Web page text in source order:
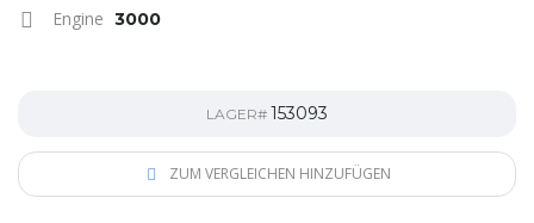
Engine 3000
LAGER# 153093
ZUM VERGLEICHEN HINZUFÜGEN